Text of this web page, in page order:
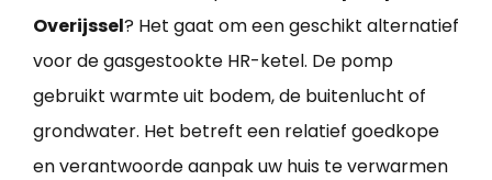
Overijssel? Het gaat om een geschikt alternatief
voor de gasgestookte HR-ketel. De pomp
gebruikt warmte uit bodem, de buitenlucht of
grondwater. Het betreft een relatief goedkope
en verantwoorde aanpak uw huis te verwarmen